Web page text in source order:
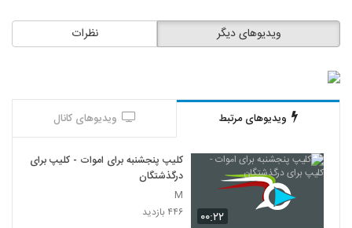
نظرات ویدیوهای دیگر
ویدیوهای مرتبط ویدیوهای کانال
۰۰:۲۲
کلیپ پنجشنبه برای اموات - کلیپ برای
درگذشتگان
M
۴۴۶ بازدید